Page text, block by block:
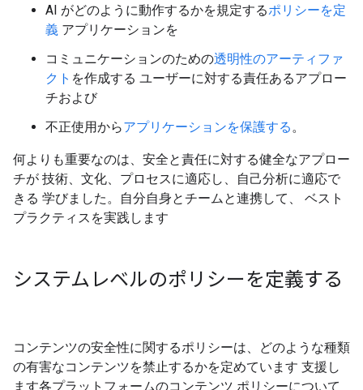
AI がどのように動作するかを規定するポリシーを定
義 アプリケーションを
コミュニケーションのための透明性のアーティファ
クト を作成する ユーザーに対する責任あるアプロー
チおよび
不正使用からアプリケーションを保護する。
何よりも重要なのは、安全と責任に対する健全なアプロー
チが 技術、文化、プロセスに適応し、自己分析に適応で
きる 学びました。自分自身とチームと連携して、 ベスト
プラクティスを実践します
システムレベルのポリシーを定義する
コンテンツの安全性に関するポリシーは、どのような種類
の有害なコンテンツを禁止するかを定めています 支援し
ます各プラットフォームのコンテンツ ポリシーについて